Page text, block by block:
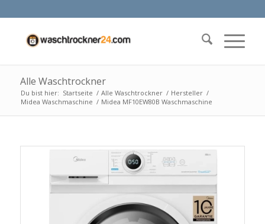
Alle Waschtrockner
Du bist hier: Startseite / Alle Waschtrockner / Hersteller /
Midea Waschmaschine / Midea MF10EW80B Waschmaschine